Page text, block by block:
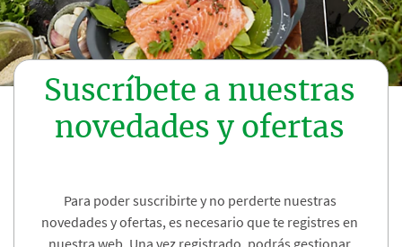
Suscríbete a nuestras
novedades y ofertas
Para poder suscribirte y no perderte nuestras
novedades y ofertas, es necesario que te registres en
nuestra web. Una vez registrado, podrás gestionar